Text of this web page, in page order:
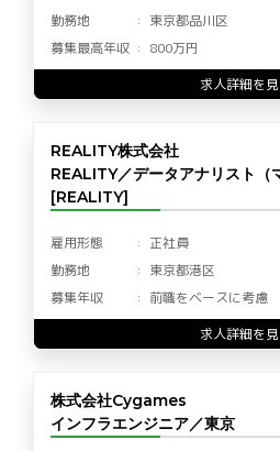
勤務地
東京都品川区
募集最高年収
800万円
求人詳細を
REALITY株式会社
REALITY／データアナリスト（
[REALITY]
雇用形態
正社員
勤務地
東京都港区
募集年収
前職をベースに考慮
求人詳細を
株式会社Cygames
インフラエンジニア／東京